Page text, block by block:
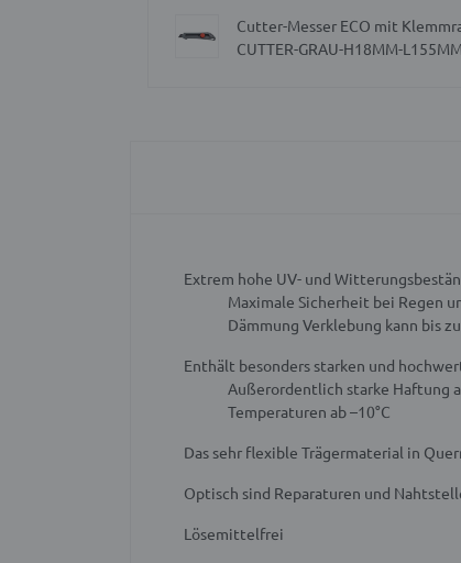
Cutter-Messer ECO mit
CUTTER-GRAU-H18MM-L155MM
Extrem hohe UV- und
Maximale Sicherheit bei Regen
Dämmung Verklebung kann bis
Enthält besonders starken und
Außerordentlich starke Haftung
Temperaturen ab –10°C
Das sehr flexible Trägermaterial in
Optisch sind Reparaturen und
Lösemittelfrei